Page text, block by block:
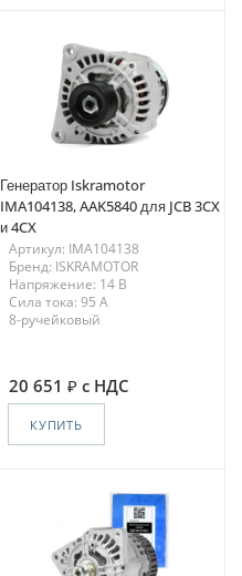
Генератор Iskramotor
IMA104138, AAK5840 для JCB 3CX
и 4CX
Артикул: IMA104138
Бренд: ISKRAMOTOR
Напряжение: 14 В
Сила тока: 95 A
8-ручейковый
20 651 с НДС
КУПИТЬ